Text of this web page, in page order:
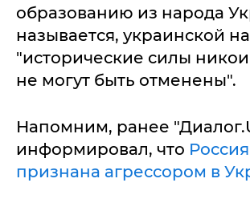
образованию из народа
называется, украинской
"исторические силы
не могут быть отменены".
Напомним, ранее
информировал, что
признана агрессором в